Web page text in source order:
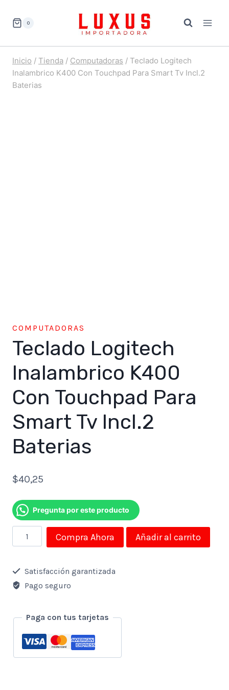
0
Inicio / Tienda / Computadoras / Teclado Logitech
Inalambrico K400 Con Touchpad Para Smart Tv Incl.2
Baterias
COMPUTADORAS
Teclado Logitech
Inalambrico K400
Con Touchpad Para
Smart Tv Incl.2
Baterias
$40,25
Pregunta por este producto
Teclado
Logitech
Inalambrico
K400
Touchpad
Para
Smart
Compra Ahora Añadir al carrito
Satisfacción garantizada
Pago seguro
Paga con tus tarjetas